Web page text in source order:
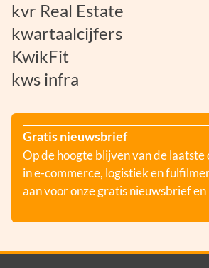
kvr Real Estate
kwartaalcijfers
KwikFit
kws infra
Gratis nieuwsbrief
Op de hoogte blijven van de
in e-commerce, logistiek en
aan voor onze gratis nieuwsbrief en